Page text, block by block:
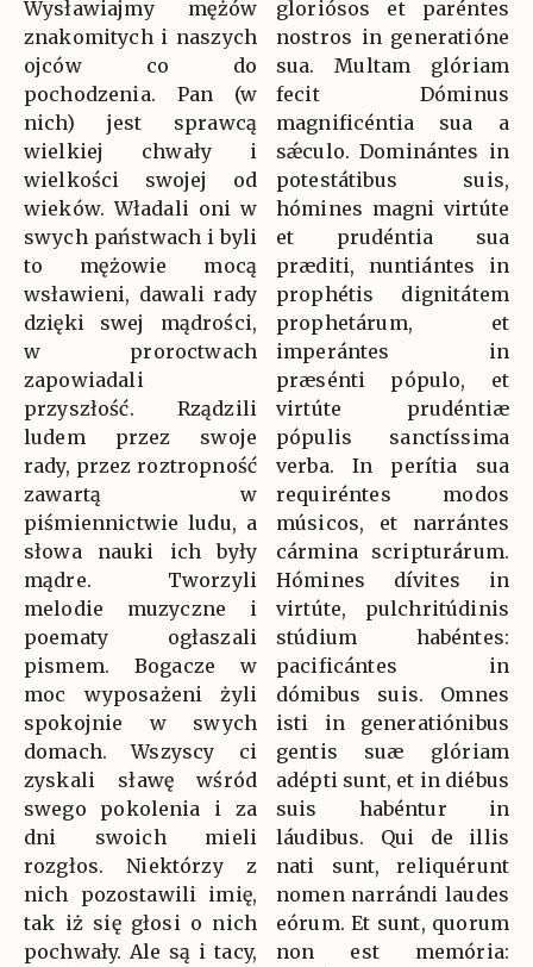
Wysławiajmy mężów
znakomitych i naszych
ojców co do
pochodzenia. Pan (w
nich) jest sprawcą
wielkiej chwały i
wielkości swojej od
wieków. Władali oni w
swych państwach i byli
to mężowie mocą
wsławieni, dawali rady
dzięki swej mądrości,
w proroctwach
zapowiadali
przyszłość. Rządzili
ludem przez swoje
rady, przez roztropność
zawartą w
piśmiennictwie ludu, a
słowa nauki ich były
mądre. Tworzyli
melodie muzyczne i
poematy ogłaszali
pismem. Bogacze w
moc wyposażeni żyli
spokojnie w swych
domach. Wszyscy ci
zyskali sławę wśród
swego pokolenia i za
dni swoich mieli
rozgłos. Niektórzy z
nich pozostawili imię,
tak iż się głosi o nich
pochwały. Ale są i tacy,
gloriósos et paréntes
nostros in generatióne
sua. Multam glóriam
fecit Dóminus
magnificéntia sua a
sǽculo. Dominántes in
potestátibus suis,
hómines magni virtúte
et prudéntia sua
præditi, nuntiántes in
prophétis dignitátem
prophetárum, et
imperántes in
præsénti pópulo, et
virtúte prudéntiæ
pópulis sanctíssima
verba. In perítia sua
requiréntes modos
músicos, et narrántes
cármina scripturárum.
Hómines dívites in
virtúte, pulchritúdinis
stúdium habéntes:
pacificántes in
dómibus suis. Omnes
isti in generatiónibus
gentis suæ glóriam
adépti sunt, et in diébus
suis habéntur in
láudibus. Qui de illis
nati sunt, reliquérunt
nomen narrándi laudes
eórum. Et sunt, quorum
non est memória: